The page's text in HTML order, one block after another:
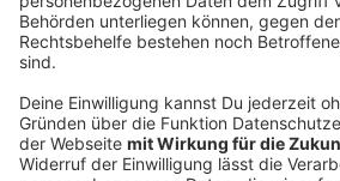
Flughafen kann immer nur Löcher
unrühmliche Folge: es hagelt
im Internet.
Autor: Marc Pesch
Anzeige